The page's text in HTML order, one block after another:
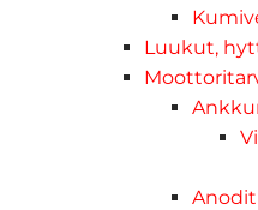
Luukut,
Anodit